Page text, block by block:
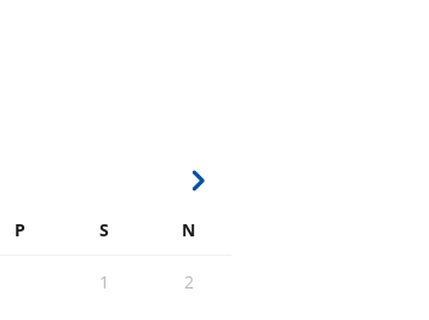
P S N
1 2